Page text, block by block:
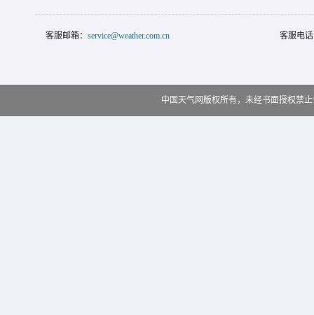
客服邮箱： service@weather.com.cn 客服电
中国天气网版权所有，未经书面授权